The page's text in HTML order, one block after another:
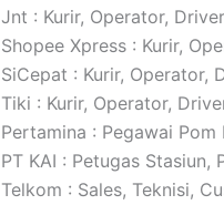
Jnt : Kurir, Operator,
Shopee Xpress : Kurir,
SiCepat : Kurir, Operator,
Tiki : Kurir, Operator,
Pertamina : Pegawai
PT KAI : Petugas Stasiun,
Telkom : Sales, Teknisi,